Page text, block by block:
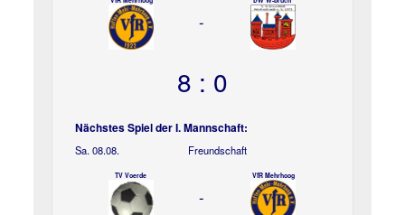
-
8 : 0
Nächstes Spiel der I. Mannschaft:
Sa. 08.08. Freundschaft
TV Voerde
-
VfR Mehrhoog